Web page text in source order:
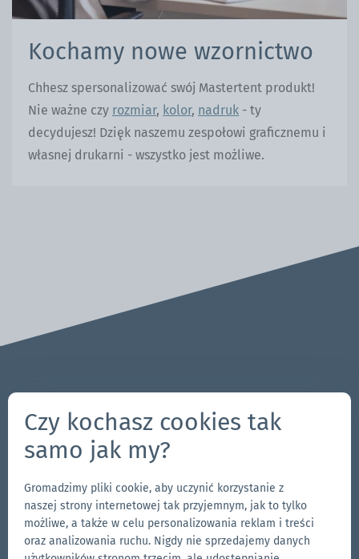
Kochamy nowe wzornictwo
Chhesz spersonalizować swój Mastertent produkt!
Nie ważne czy rozmiar, kolor, nadruk - ty
decydujesz! Dzięk naszemu zespołowi graficznemu i
własnej drukarni - wszystko jest możliwe.
704-312-1600
pl@zingerle.group
Follow us
Przejdź
do
Przejdź
do
Obserwuj
nas
Przejdź
do
Czy kochasz cookies tak
samo jak my?
Gromadzimy pliki cookie, aby uczynić korzystanie z
naszej strony internetowej tak przyjemnym, jak to tylko
możliwe, a także w celu personalizowania reklam i treści
oraz analizowania ruchu. Nigdy nie sprzedajemy danych